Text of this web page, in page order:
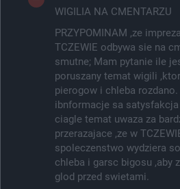
WIGILIA NA CMENTARZU
PRZYPOMINAM ,ze
TCZEWIE odbywa sie na
smutne; Mam pytanie ile
poruszany temat wigili
pierogow i chleba
ibnformacje sa
ciagle temat uwaza za
przerazajace ,ze w
spoleczenstwo wydziera
chleba i garsc bigosu ,aby
glod przed swietami.